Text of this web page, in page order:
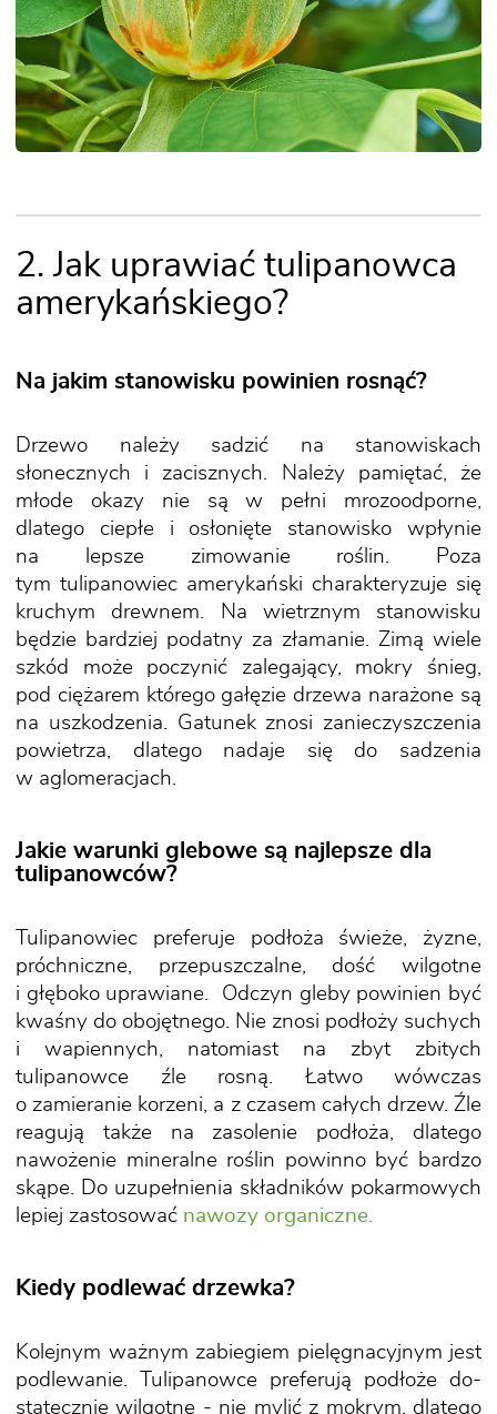
2. Jak uprawiać tulipanowca
amerykańskiego?
Na jakim stanowisku powinien rosnąć?
Drzewo należy sadzić na stanowiskach
słonecznych i zacisznych. Należy pamiętać, że
młode okazy nie są w pełni mrozoodporne,
dlatego ciepłe i osłonięte stanowisko wpłynie
na lepsze zimowanie roślin. Poza
tym tulipanowiec amerykański charakteryzuje się
kruchym drewnem. Na wietrznym stanowisku
będzie bardziej podatny za złamanie. Zimą wiele
szkód może poczynić zalegający, mokry śnieg,
pod ciężarem którego gałęzie drzewa narażone są
na uszkodzenia. Gatunek znosi zanieczyszczenia
powietrza, dlatego nadaje się do sadzenia
w aglomeracjach.
Jakie warunki glebowe są najlepsze dla
tulipanowców?
Tulipanowiec preferuje podłoża świeże, żyzne,
próchniczne, przepuszczalne, dość wilgotne
i głęboko uprawiane. Odczyn gleby powinien być
kwaśny do obojętnego. Nie znosi podłoży suchych
i wapiennych, natomiast na zbyt zbitych
tulipanowce źle rosną. Łatwo wówczas
o zamieranie korzeni, a z czasem całych drzew. Źle
reagują także na zasolenie podłoża, dlatego
nawożenie mineralne roślin powinno być bardzo
skąpe. Do uzupełnienia składników pokarmowych
lepiej zastosować nawozy organiczne.
Kiedy podlewać drzewka?
Kolejnym ważnym zabiegiem pielęgnacyjnym jest
podlewanie. Tulipanowce preferują podłoże do-
statecznie wilgotne - nie mylić z mokrym, dlatego